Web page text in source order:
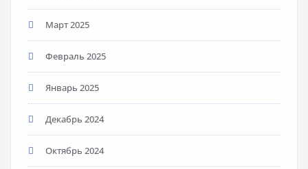
Март 2025
Февраль 2025
Январь 2025
Декабрь 2024
Октябрь 2024